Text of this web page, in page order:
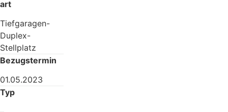
art
Tiefgaragen-
Duplex-
Stellplatz
Bezugstermin
01.05.2023
Typ